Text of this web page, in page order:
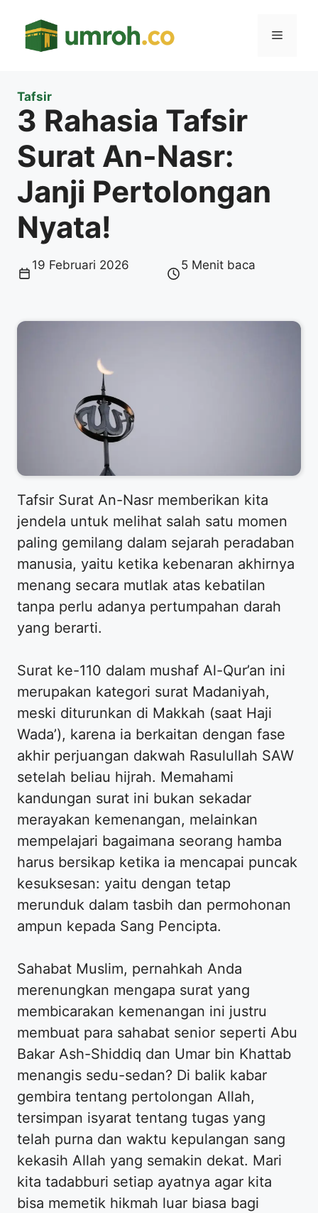
Menu
Tafsir
3 Rahasia Tafsir
Surat An-Nasr:
Janji Pertolongan
Nyata!
19 Februari 2026 5 Menit baca
Tafsir Surat An-Nasr memberikan kita
jendela untuk melihat salah satu momen
paling gemilang dalam sejarah peradaban
manusia, yaitu ketika kebenaran akhirnya
menang secara mutlak atas kebatilan
tanpa perlu adanya pertumpahan darah
yang berarti.
Surat ke-110 dalam mushaf Al-Qur’an ini
merupakan kategori surat Madaniyah,
meski diturunkan di Makkah (saat Haji
Wada’), karena ia berkaitan dengan fase
akhir perjuangan dakwah Rasulullah SAW
setelah beliau hijrah. Memahami
kandungan surat ini bukan sekadar
merayakan kemenangan, melainkan
mempelajari bagaimana seorang hamba
harus bersikap ketika ia mencapai puncak
kesuksesan: yaitu dengan tetap
merunduk dalam tasbih dan permohonan
ampun kepada Sang Pencipta.
Sahabat Muslim, pernahkah Anda
merenungkan mengapa surat yang
membicarakan kemenangan ini justru
membuat para sahabat senior seperti Abu
Bakar Ash-Shiddiq dan Umar bin Khattab
menangis sedu-sedan? Di balik kabar
gembira tentang pertolongan Allah,
tersimpan isyarat tentang tugas yang
telah purna dan waktu kepulangan sang
kekasih Allah yang semakin dekat. Mari
kita tadabburi setiap ayatnya agar kita
bisa memetik hikmah luar biasa bagi